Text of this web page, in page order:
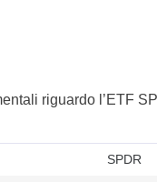
riguardo l’ETF
SPDR